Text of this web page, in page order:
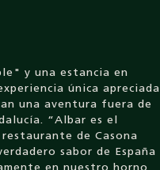
y una estancia en
única apreciada
una aventura fuera de
“Albar es el
de Casona
sabor de España
en nuestro horno